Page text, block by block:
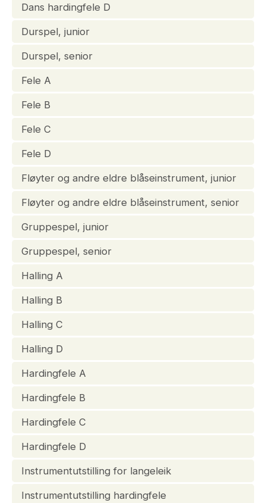
Dans hardingfele D
Durspel, junior
Durspel, senior
Fele A
Fele B
Fele C
Fele D
Fløyter og andre eldre blåseinstrument, junior
Fløyter og andre eldre blåseinstrument, senior
Gruppespel, junior
Gruppespel, senior
Halling A
Halling B
Halling C
Halling D
Hardingfele A
Hardingfele B
Hardingfele C
Hardingfele D
Instrumentutstilling for langeleik
Instrumentutstilling hardingfele